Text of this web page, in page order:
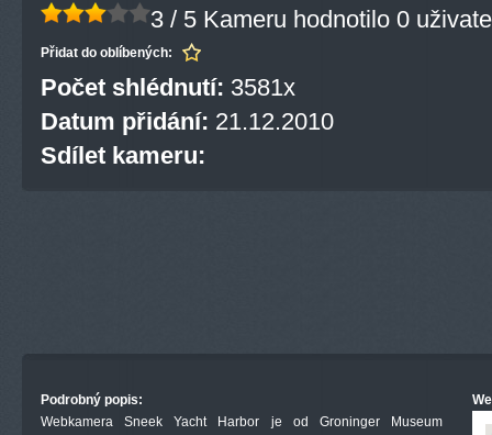
3 / 5 Kameru hodnotilo 0
Přidat do oblíbených:
Počet shlédnutí: 3581x
Datum přidání: 21.12.2010
Sdílet kameru:
Podrobný popis:
Webkamera Sneek Yacht Harbor je od Groninger Museum